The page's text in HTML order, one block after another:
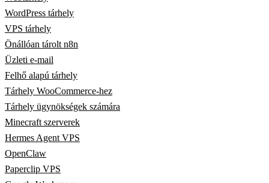
WordPress tárhely
VPS tárhely
Önállóan tárolt n8n
Üzleti e-mail
Felhő alapú tárhely
Tárhely WooCommerce-hez
Tárhely ügynökségek számára
Minecraft szerverek
Hermes Agent VPS
OpenClaw
Paperclip VPS